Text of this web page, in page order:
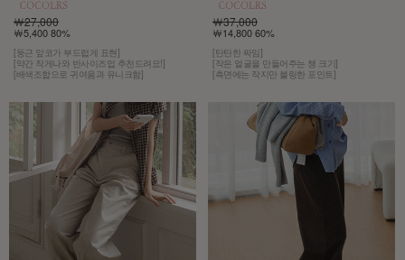
￦27,000
￦5,400 80%
[둥근 앞코가 부드럽게 표현]
[약간 작게나와 반사이즈업 추천드려요!]
[배색조합으로 귀여움과 유니크함]
￦37,000
￦14,800 60%
[탄탄한 짜임]
[작은 얼굴을 만들어주는 챙 크기]
[측면에는 작지만 블링한 포인트]